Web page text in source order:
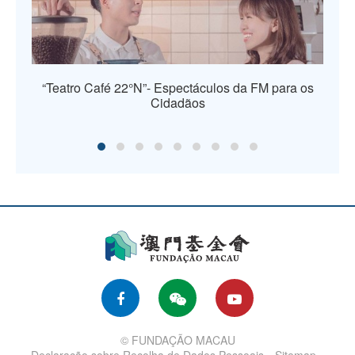
“Teatro Café 22°N”- Espectáculos da FM para os
Cidadãos
© FUNDAÇÃO MACAU